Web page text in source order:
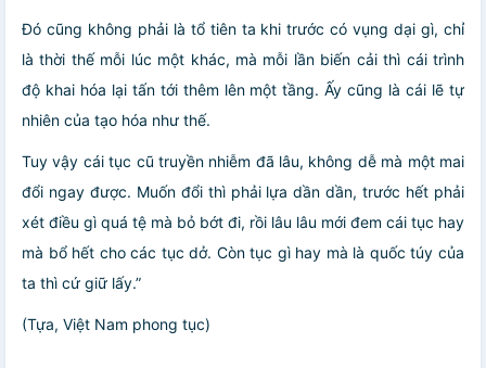
Đó cũng không phải là tổ tiên ta khi trước có vụng dại gì, chỉ
là thời thế mỗi lúc một khác, mà mỗi lần biến cải thì cái trình
độ khai hóa lại tấn tới thêm lên một tầng. Ấy cũng là cái lẽ tự
nhiên của tạo hóa như thế.
Tuy vậy cái tục cũ truyền nhiễm đã lâu, không dễ mà một mai
đổi ngay được. Muốn đổi thì phải lựa dần dần, trước hết phải
xét điều gì quá tệ mà bỏ bớt đi, rồi lâu lâu mới đem cái tục hay
mà bổ hết cho các tục dở. Còn tục gì hay mà là quốc túy của
ta thì cứ giữ lấy.”
(Tựa, Việt Nam phong tục)